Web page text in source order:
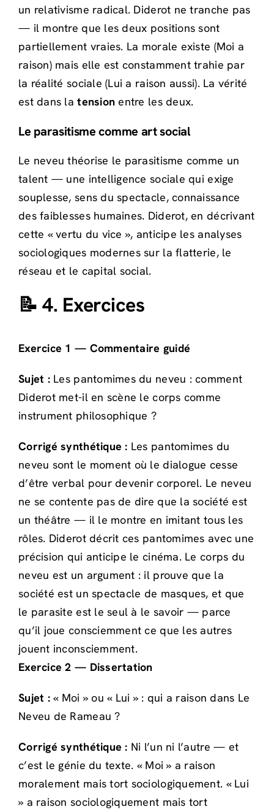
un relativisme radical. Diderot ne tranche pas
— il montre que les deux positions sont
partiellement vraies. La morale existe (Moi a
raison) mais elle est constamment trahie par
la réalité sociale (Lui a raison aussi). La vérité
est dans latension entre les deux.
Le parasitisme comme art social
Le neveu théorise le parasitisme comme un
talent — une intelligence sociale qui exige
souplesse, sens du spectacle, connaissance
des faiblesses humaines. Diderot, en décrivant
cette « vertu du vice », anticipe les analyses
sociologiques modernes sur la flatterie, le
réseau et le capital social.
📝 4. Exercices
Exercice 1 — Commentaire guidé
Sujet :Les pantomimes du neveu : comment
Diderot met-il en scène le corps comme
instrument philosophique ?
Corrigé synthétique : Les pantomimes du
neveu sont le moment où le dialogue cesse
d’être verbal pour devenir corporel. Le neveu
ne se contente pas de dire que la société est
un théâtre — il le montre en imitant tous les
rôles. Diderot décrit ces pantomimes avec une
précision qui anticipe le cinéma. Le corps du
neveu est un argument : il prouve que la
société est un spectacle de masques, et que
le parasite est le seul à le savoir — parce
qu’il joue consciemment ce que les autres
jouent inconsciemment.
Exercice 2 — Dissertation
Sujet :« Moi » ou « Lui » : qui a raison dans Le
Neveu de Rameau ?
Corrigé synthétique : Ni l’un ni l’autre — et
c’est le génie du texte. « Moi » a raison
moralement mais tort sociologiquement. « Lui
» a raison sociologiquement mais tort